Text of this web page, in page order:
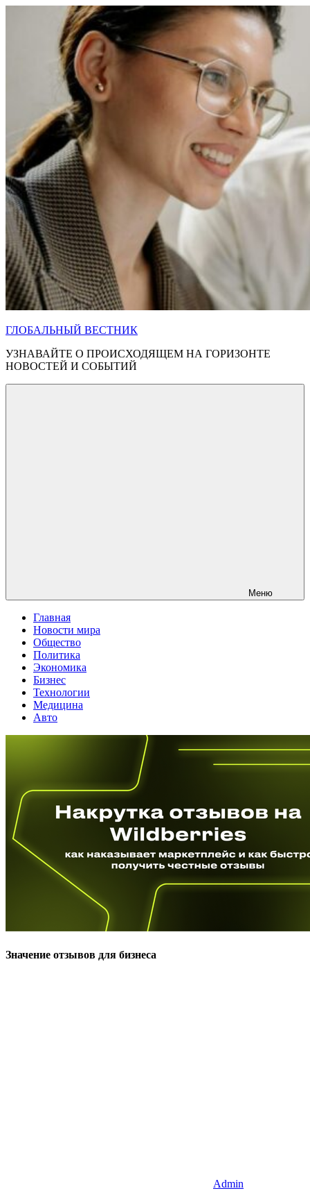
содержимому
ГЛОБАЛЬНЫЙ ВЕСТНИК
УЗНАВАЙТЕ О ПРОИСХОДЯЩЕМ НА ГОРИЗОНТЕ
НОВОСТЕЙ И СОБЫТИЙ
Меню
Главная
Новости мира
Общество
Политика
Экономика
Бизнес
Технологии
Медицина
Авто
Значение отзывов для бизнеса
Admin